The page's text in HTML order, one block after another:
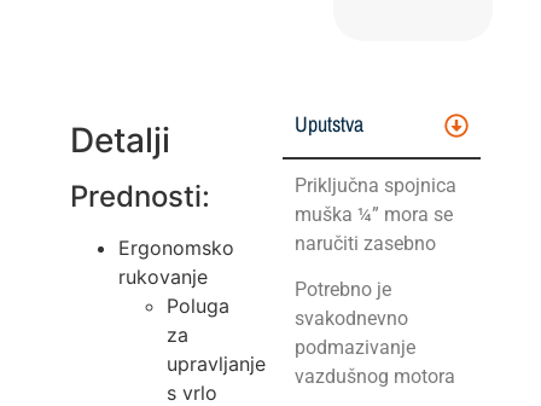
Detalji
Prednosti:
Ergonomsko
rukovanje
Poluga
za
upravljanje
s vrlo
Uputstva
Priključna spojnica
muška ¼” mora se
naručiti zasebno
Potrebno je
svakodnevno
podmazivanje
vazdušnog motora